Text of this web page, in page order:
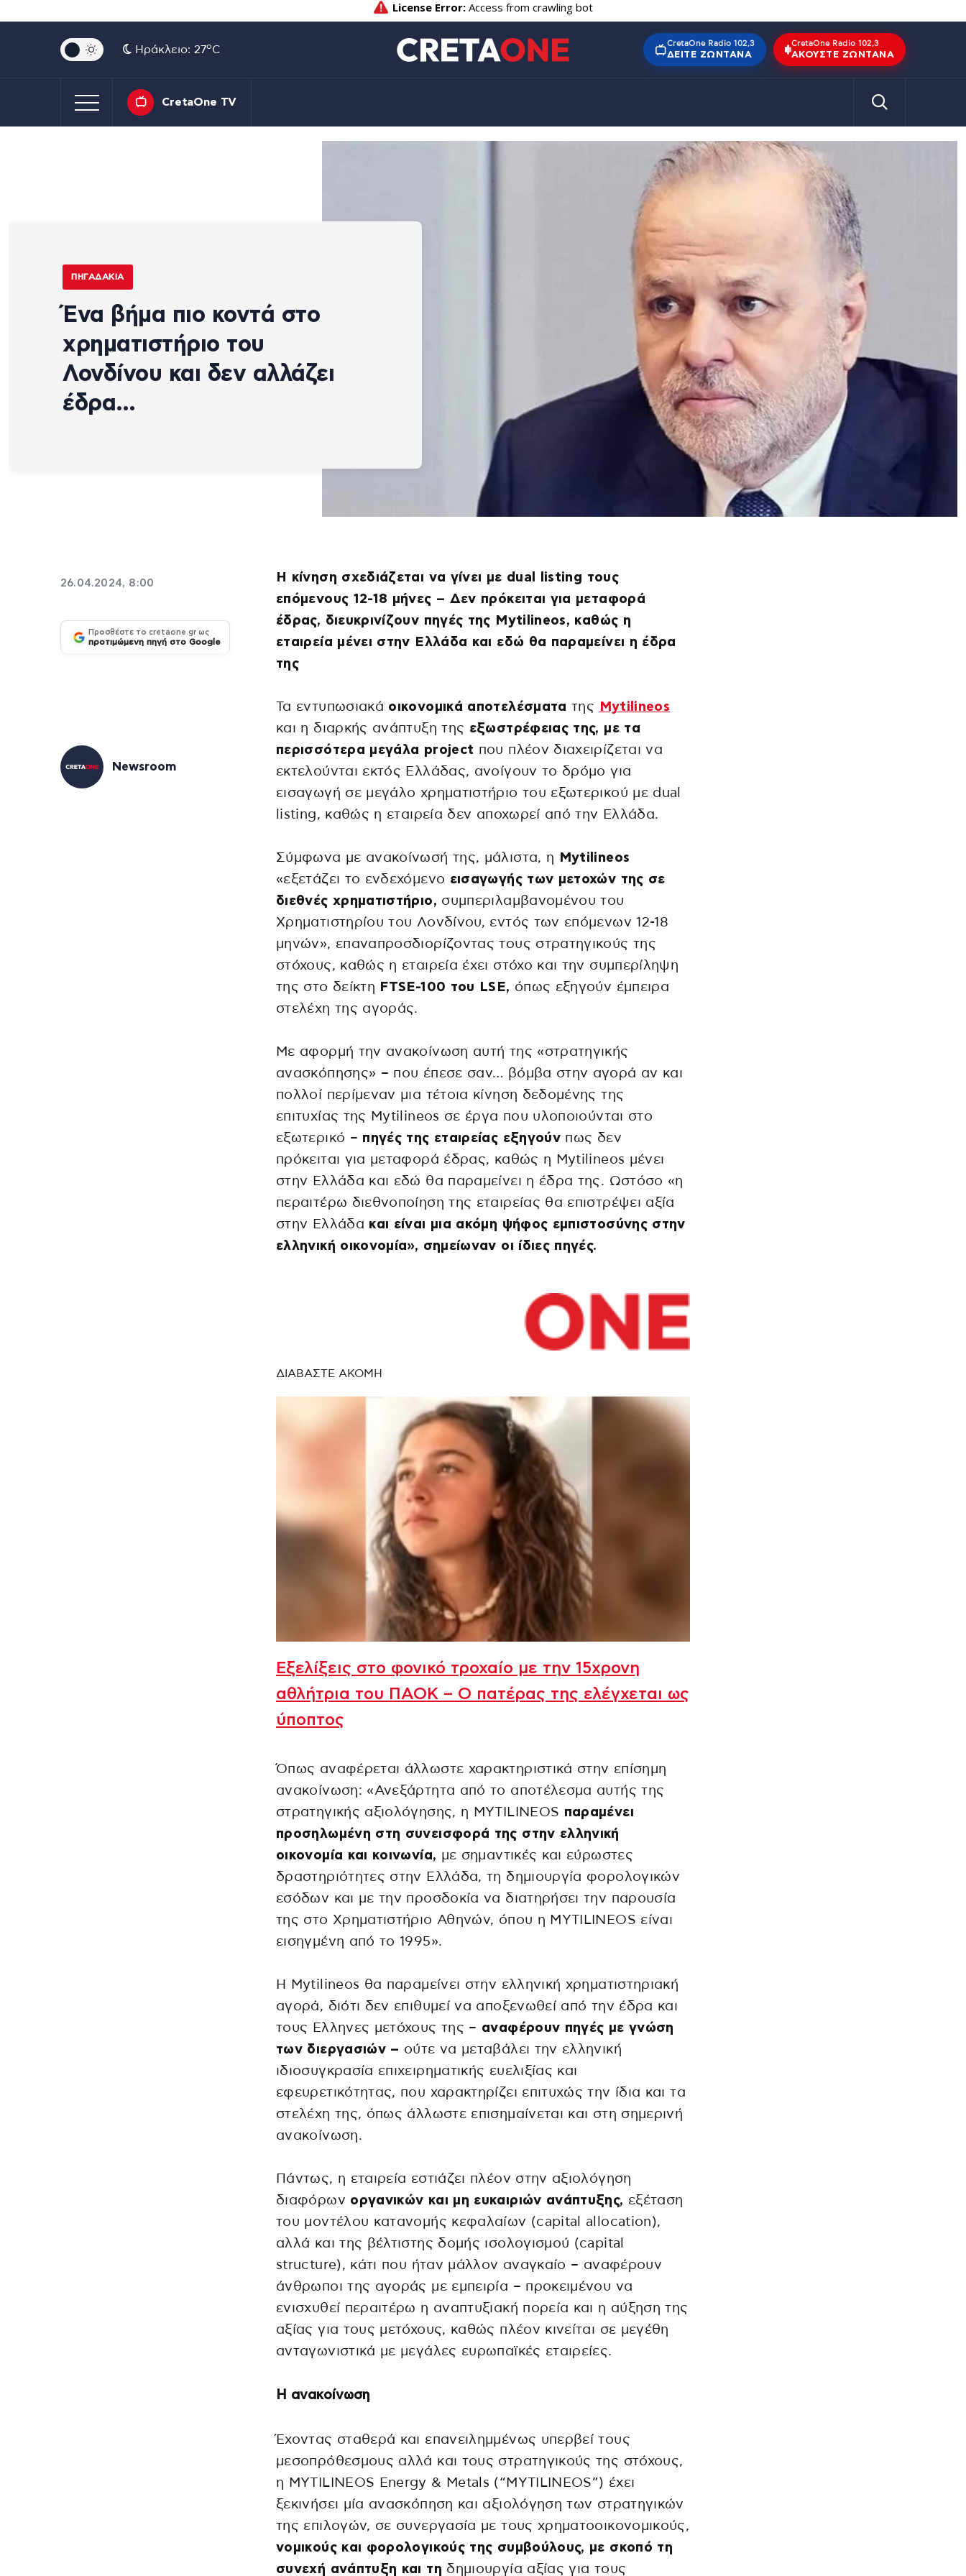
Ηράκλειο: 27oC
CretaOne Radio 102,3
ΔΕΊΤΕ ΖΩΝΤΑΝΆ
CretaOne Radio 102,3
ΑΚΟΎΣΤΕ ΖΩΝΤΑΝΆ
CretaOne TV
ΠΗΓΑΔΆΚΙΑ
Ένα βήμα πιο κοντά στο
χρηματιστήριο του
Λονδίνου και δεν αλλάζει
έδρα…
26.04.2024, 8:00
Προσθέστε το cretaone.gr ως
προτιμώμενη πηγή στο Google
Newsroom
Η κίνηση σχεδιάζεται να γίνει με dual listing τους
επόμενους 12-18 μήνες – Δεν πρόκειται για μεταφορά
έδρας, διευκρινίζουν πηγές της Mytilineos, καθώς η
εταιρεία μένει στην Ελλάδα και εδώ θα παραμείνει η έδρα
της
Τα εντυπωσιακά οικονομικά αποτελέσματα της
Mytilineos
και η διαρκής ανάπτυξη της εξωστρέφειας της, με τα
περισσότερα μεγάλα project που πλέον διαχειρίζεται να
εκτελούνται εκτός Ελλάδας, ανοίγουν το δρόμο για
εισαγωγή σε μεγάλο χρηματιστήριο του εξωτερικού με dual
listing, καθώς η εταιρεία δεν αποχωρεί από την Ελλάδα.
Σύμφωνα με ανακοίνωσή της, μάλιστα, η
Mytilineos
«εξετάζει το ενδεχόμενο εισαγωγής των μετοχών της σε
διεθνές χρηματιστήριο, συμπεριλαμβανομένου του
Χρηματιστηρίου του Λονδίνου, εντός των επόμενων 12-18
μηνών», επαναπροσδιορίζοντας τους στρατηγικούς της
στόχους, καθώς η εταιρεία έχει στόχο και την συμπερίληψη
της στο δείκτη FTSE-100 του LSE, όπως εξηγούν έμπειρα
στελέχη της αγοράς.
Με αφορμή την ανακοίνωση αυτή της «στρατηγικής
ανασκόπησης» – που έπεσε σαν… βόμβα στην αγορά αν και
πολλοί περίμεναν μια τέτοια κίνηση δεδομένης της
επιτυχίας της Mytilineos σε έργα που υλοποιούνται στο
εξωτερικό – πηγές της εταιρείας εξηγούν πως δεν
πρόκειται για μεταφορά έδρας, καθώς η Mytilineos μένει
στην Ελλάδα και εδώ θα παραμείνει η έδρα της. Ωστόσο «η
περαιτέρω διεθνοποίηση της εταιρείας θα επιστρέψει αξία
στην Ελλάδα και είναι μια ακόμη ψήφος εμπιστοσύνης στην
ελληνική οικονομία», σημείωναν οι ίδιες πηγές.
ΔΙΑΒΑΣΤΕ ΑΚΟΜΗ
Εξελίξεις στο φονικό τροχαίο με την 15χρονη
αθλήτρια του ΠΑΟΚ – Ο πατέρας της ελέγχεται ως
ύποπτος
Όπως αναφέρεται άλλωστε χαρακτηριστικά στην επίσημη
ανακοίνωση: «Ανεξάρτητα από το αποτέλεσμα αυτής της
στρατηγικής αξιολόγησης, η MYTILINEOS παραμένει
προσηλωμένη στη συνεισφορά της στην ελληνική
οικονομία και κοινωνία, με σημαντικές και εύρωστες
δραστηριότητες στην Ελλάδα, τη δημιουργία φορολογικών
εσόδων και με την προσδοκία να διατηρήσει την παρουσία
της στο Χρηματιστήριο Αθηνών, όπου η MYTILINEOS είναι
εισηγμένη από το 1995».
Η Mytilineos θα παραμείνει στην ελληνική χρηματιστηριακή
αγορά, διότι δεν επιθυμεί να αποξενωθεί από την έδρα και
τους Ελληνες μετόχους της – αναφέρουν πηγές με γνώση
των διεργασιών – ούτε να μεταβάλει την ελληνική
ιδιοσυγκρασία επιχειρηματικής ευελιξίας και
εφευρετικότητας, που χαρακτηρίζει επιτυχώς την ίδια και τα
στελέχη της, όπως άλλωστε επισημαίνεται και στη σημερινή
ανακοίνωση.
Πάντως, η εταιρεία εστιάζει πλέον στην αξιολόγηση
διαφόρων οργανικών και μη ευκαιριών ανάπτυξης, εξέταση
του μοντέλου κατανομής κεφαλαίων (capital allocation),
αλλά και της βέλτιστης δομής ισολογισμού (capital
structure), κάτι που ήταν μάλλον αναγκαίο – αναφέρουν
άνθρωποι της αγοράς με εμπειρία – προκειμένου να
ενισχυθεί περαιτέρω η αναπτυξιακή πορεία και η αύξηση της
αξίας για τους μετόχους, καθώς πλέον κινείται σε μεγέθη
ανταγωνιστικά με μεγάλες ευρωπαϊκές εταιρείες.
Η ανακοίνωση
Έχοντας σταθερά και επανειλημμένως υπερβεί τους
μεσοπρόθεσμους αλλά και τους στρατηγικούς της στόχους,
η MYTILINEOS Energy & Metals (“MYTILINEOS”) έχει
ξεκινήσει μία ανασκόπηση και αξιολόγηση των στρατηγικών
της επιλογών, σε συνεργασία με τους χρηματοοικονομικούς,
νομικούς και φορολογικούς της συμβούλους, με σκοπό τη
συνεχή ανάπτυξη και τη δημιουργία αξίας για τους